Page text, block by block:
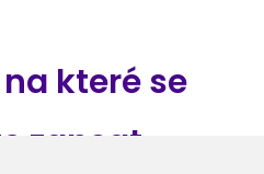
které se
zapsat